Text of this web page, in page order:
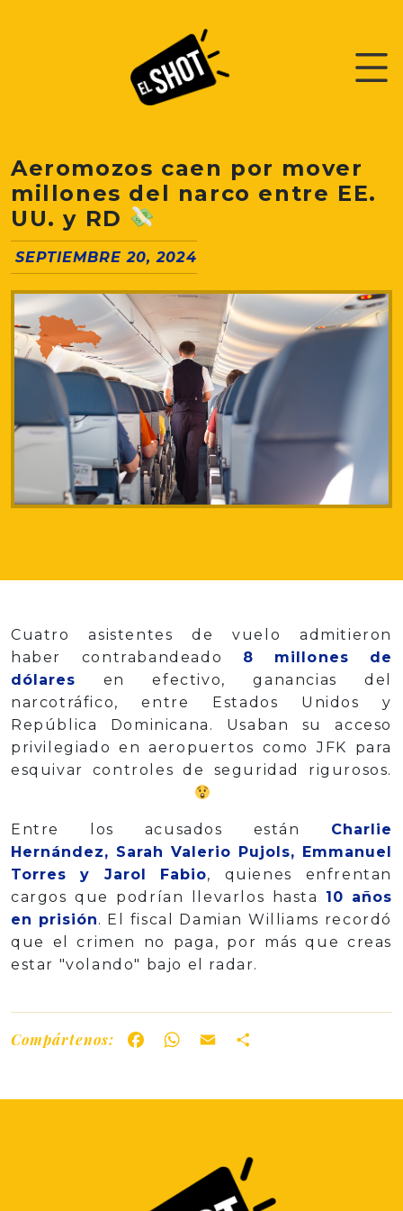
Aeromozos caen por mover
millones del narco entre EE.
UU. y RD
SEPTIEMBRE 20, 2024
Cuatro asistentes de vuelo admitieron
haber contrabandeado 8 millones de
dólares en efectivo, ganancias del
narcotráfico, entre Estados Unidos y
República Dominicana. Usaban su acceso
privilegiado en aeropuertos como JFK para
esquivar controles de seguridad rigurosos.
Entre los acusados están Charlie
Hernández, Sarah Valerio Pujols, Emmanuel
Torres y Jarol Fabio, quienes enfrentan
cargos que podrían llevarlos hasta 10 años
en prisión. El fiscal Damian Williams recordó
que el crimen no paga, por más que creas
estar "volando" bajo el radar.
Compártenos: FacebookWhatsApp
Email